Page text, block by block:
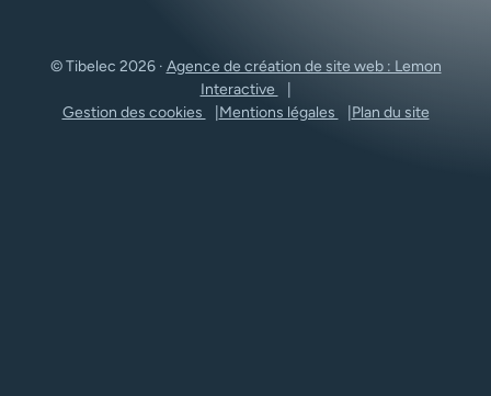
© Tibelec 2026 · Agence de création de site web : Lemon
Interactive
Gestion des cookies
Mentions légales Plan du site